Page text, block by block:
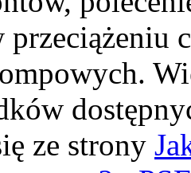
ze strony